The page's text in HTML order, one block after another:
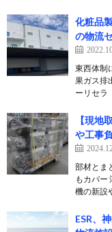
化粧品
の物流
東西体制
果ガス排
ーリセラ
【現地
や工事
部材とま
もカバー
機の新設
ESR、